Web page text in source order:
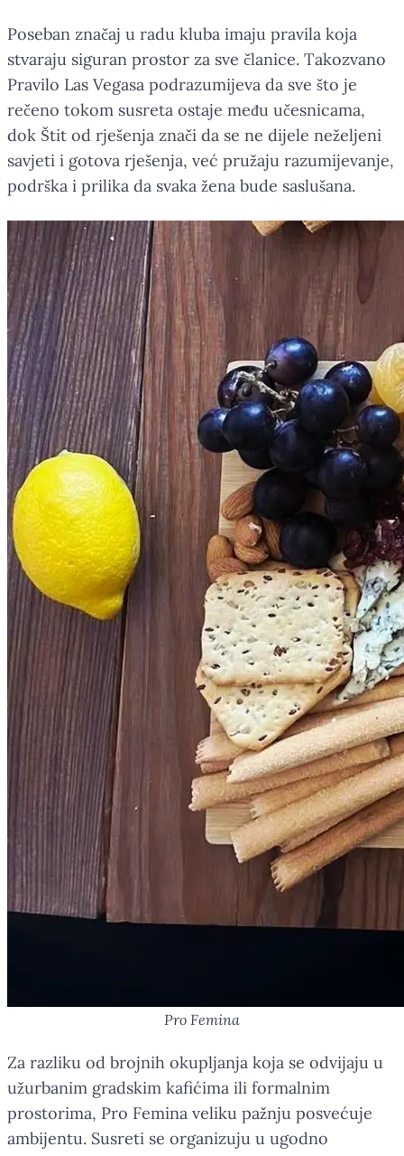
Poseban značaj u radu kluba imaju pravila koja
stvaraju siguran prostor za sve članice. Takozvano
Pravilo Las Vegasa podrazumijeva da sve što je
rečeno tokom susreta ostaje među učesnicama,
dok Štit od rješenja znači da se ne dijele neželjeni
savjeti i gotova rješenja, već pružaju razumijevanje,
podrška i prilika da svaka žena bude saslušana.
Pro Femina
Za razliku od brojnih okupljanja koja se odvijaju u
užurbanim gradskim kafićima ili formalnim
prostorima, Pro Femina veliku pažnju posvećuje
ambijentu. Susreti se organizuju u ugodno